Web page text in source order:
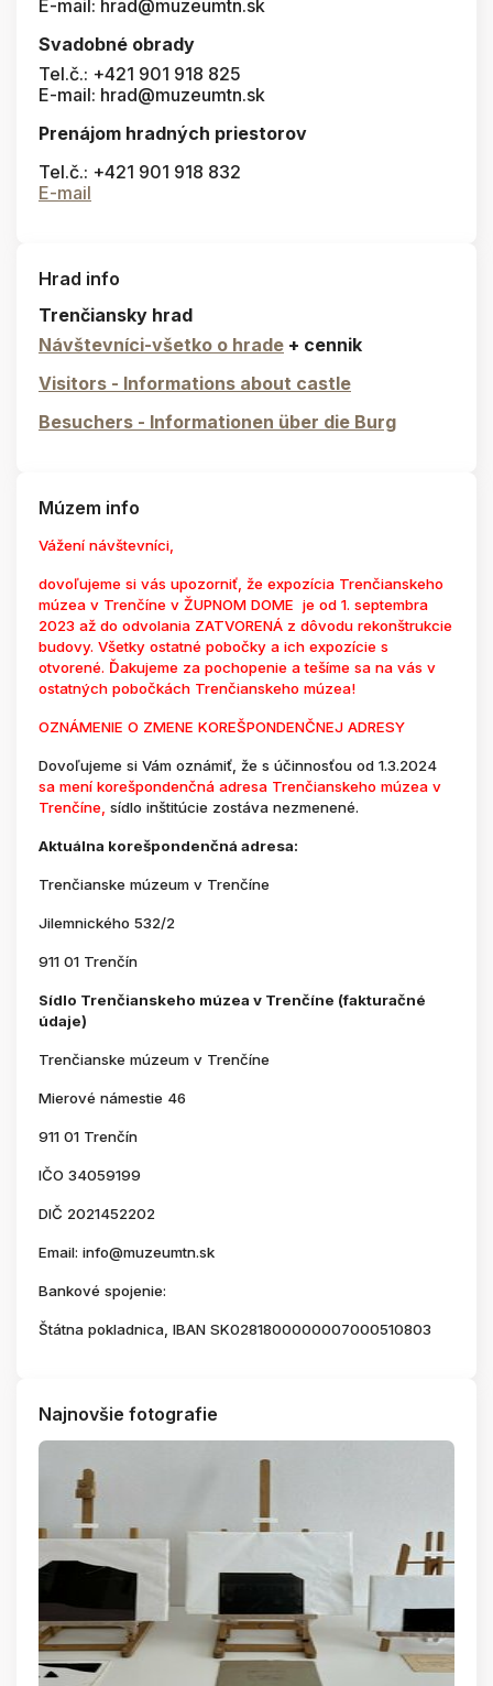
E-mail: hrad@muzeumtn.sk
Svadobné obrady
Tel.č.: +421 901 918 825
E-mail: hrad@muzeumtn.sk
Prenájom hradných priestorov
Tel.č.: +421 901 918 832
E-mail
Hrad info
Trenčiansky hrad
Návštevníci-všetko o hrade + cennik
Visitors - Informations about castle
Besuchers - Informationen über die Burg
Múzem info
Vážení návštevníci,
dovoľujeme si vás upozorniť, že expozícia Trenčianskeho
múzea v Trenčíne v ŽUPNOM DOME je od 1. septembra
2023 až do odvolania ZATVORENÁ z dôvodu rekonštrukcie
budovy. Všetky ostatné pobočky a ich expozície s
otvorené. Ďakujeme za pochopenie a tešíme sa na vás v
ostatných pobočkách Trenčianskeho múzea!
OZNÁMENIE O ZMENE KOREŠPONDENČNEJ ADRESY
Dovoľujeme si Vám oznámiť, že s účinnosťou od 1.3.2024
sa mení korešpondenčná adresa Trenčianskeho múzea v
Trenčíne, sídlo inštitúcie zostáva nezmenené.
Aktuálna korešpondenčná adresa:
Trenčianske múzeum v Trenčíne
Jilemnického 532/2
911 01 Trenčín
Sídlo Trenčianskeho múzea v Trenčíne (fakturačné
údaje)
Trenčianske múzeum v Trenčíne
Mierové námestie 46
911 01 Trenčín
IČO 34059199
DIČ 2021452202
Email: info@muzeumtn.sk
Bankové spojenie:
Štátna pokladnica, IBAN SK0281800000007000510803
Najnovšie fotografie